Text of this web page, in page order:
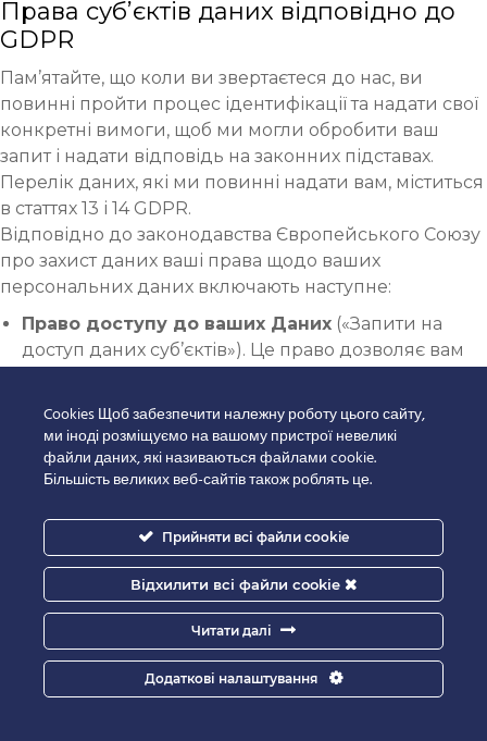
Права суб’єктів даних відповідно до
GDPR
Пам’ятайте, що коли ви звертаєтеся до нас, ви
повинні пройти процес ідентифікації та надати свої
конкретні вимоги, щоб ми могли обробити ваш
запит і надати відповідь на законних підставах.
Перелік даних, які ми повинні надати вам, міститься
в статтях 13 і 14 GDPR.
Відповідно до законодавства Європейського Союзу
про захист даних ваші права щодо ваших
персональних даних включають наступне:
Право доступу до ваших Даних («Запити на
доступ даних суб’єктів»). Це право дозволяє вам
ми обробляємо ці Дані. Ви можете прочитати
загальну інформацію про те, які персональні дані
ми обробляємо та з якою метою, у цій Політиці.
знайти цю інформацію в Політиці, ви можете
запитати цю інформацію у нас, зокрема,
зв’язавшись з нашим спеціалістом із захисту
даних (див. контакти в наступному розділі нижче).
Право на виправленнядозволяє вам змінити
будь-які неповні або неточні дані про вас, які ми
обробляємо. Якщо ви виявите, що деякі ваші Дані,
Cookies Щоб забезпечити належну роботу цього сайту,
ми іноді розміщуємо на вашому пристрої невеликі
файли даних, які називаються файлами cookie.
Більшість великих веб-сайтів також роблять це.
Прийняти всі файли cookie
Відхилити всі файли cookie
Читати далі
Додаткові налаштування